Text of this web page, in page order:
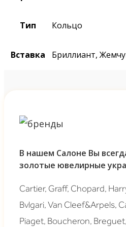
Тип Кольцо
Вставка Бриллиант,
В нашем Салоне Вы
золотые ювелирные
Cartier, Graff, Chopard,
Bvlgari, Van Cleef&Arpels,
Piaget, Boucheron,